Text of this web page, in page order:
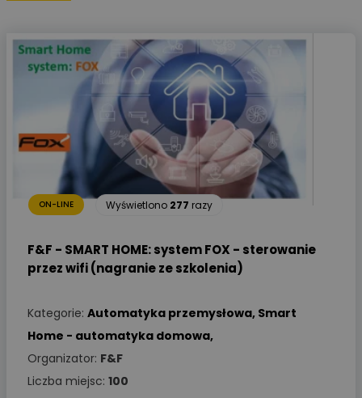
ON-LINE Wyświetlono 277 razy
F&F - SMART HOME: system FOX - sterowanie
przez wifi (nagranie ze szkolenia)
Kategorie: Automatyka przemysłowa, Smart
Home - automatyka domowa,
Organizator: F&F
Liczba miejsc: 100